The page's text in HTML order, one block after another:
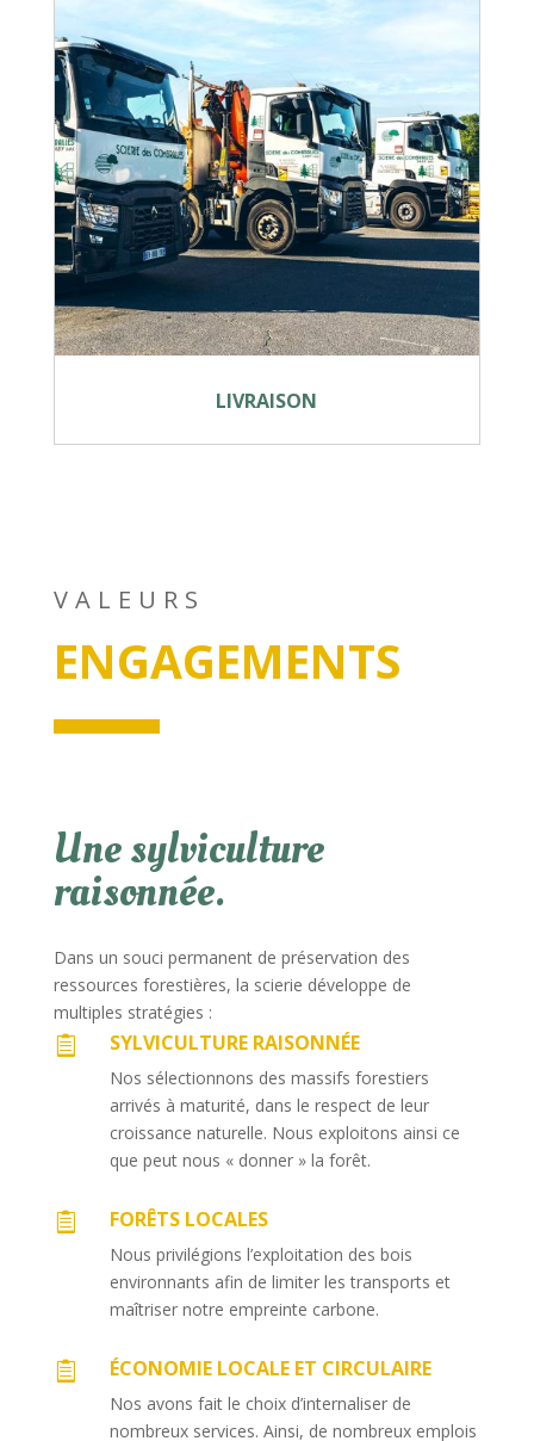
LIVRAISON
VALEURS
ENGAGEMENTS
Une sylviculture
raisonnée.
Dans un souci permanent de préservation des
ressources forestières, la scierie développe de
multiples stratégies :
 SYLVICULTURE RAISONNÉE
Nos sélectionnons des massifs forestiers
arrivés à maturité, dans le respect de leur
croissance naturelle. Nous exploitons ainsi ce
que peut nous « donner » la forêt.
 FORÊTS LOCALES
Nous privilégions l’exploitation des bois
environnants afin de limiter les transports et
maîtriser notre empreinte carbone.
 ÉCONOMIE LOCALE ET CIRCULAIRE
Nos avons fait le choix d’internaliser de
nombreux services. Ainsi, de nombreux emplois